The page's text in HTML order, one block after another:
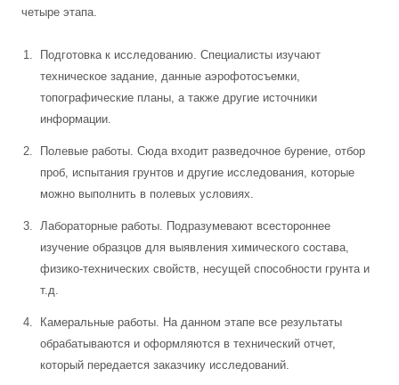
четыре этапа.
Подготовка к исследованию. Специалисты изучают
техническое задание, данные аэрофотосъемки,
топографические планы, а также другие источники
информации.
Полевые работы. Сюда входит разведочное бурение, отбор
проб, испытания грунтов и другие исследования, которые
можно выполнить в полевых условиях.
Лабораторные работы. Подразумевают всестороннее
изучение образцов для выявления химического состава,
физико-технических свойств, несущей способности грунта и
т.д.
Камеральные работы. На данном этапе все результаты
обрабатываются и оформляются в технический отчет,
который передается заказчику исследований.